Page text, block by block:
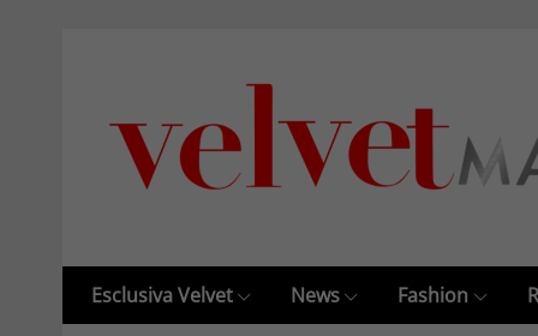
Esclusiva Velvet News Fashion